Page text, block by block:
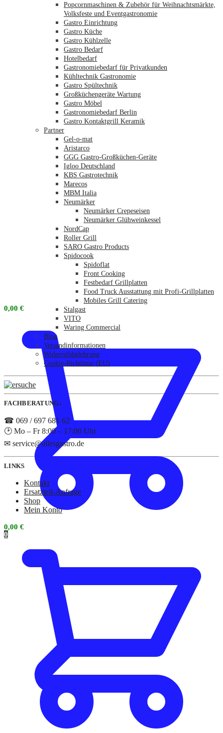
0,00 €
0
Popcornmaschinen & Zubehör für Weihnachtsmärkte,
Volksfeste und Eventgastronomie
Gastro Einrichtung
Gastro Küche
Gastro Kühlzelle
Gastro Bedarf
Hotelbedarf
Gastronomiebedarf für Privatkunden
Kühltechnik Gastronomie
Gastro Spültechnik
Großküchengeräte Wartung
Gastro Möbel
Gastronomiebedarf Berlin
Gastro Kontaktgrill Keramik
Partner
Gel-o-mat
Aristarco
GGG Gastro-Großküchen-Geräte
Igloo Deutschland
KBS Gastrotechnik
Marecos
MBM Italia
Neumärker
Neumärker Crepeseisen
Neumärker Glühweinkessel
NordCap
Roller Grill
SARO Gastro Products
Spidocook
Spidoflat
Front Cooking
Festbedarf Grillplatten
Food Truck Ausstattung mit Profi-Grillplatten
Mobiles Grill Catering
Stalgast
VITO
Waring Commercial
Blog
Versandinformationen
Widerrufsbelehrung
Cookie-Richtlinie (EU)
FACHBERATUNG:
☎ 069 / 697 681 62
🕑 Mo – Fr 8:00 – 17:00 Uhr
✉ service@allesgastro.de
LINKS
Kontakt
Ersatzteil-Anfrage
Shop
Mein Konto
0,00 €